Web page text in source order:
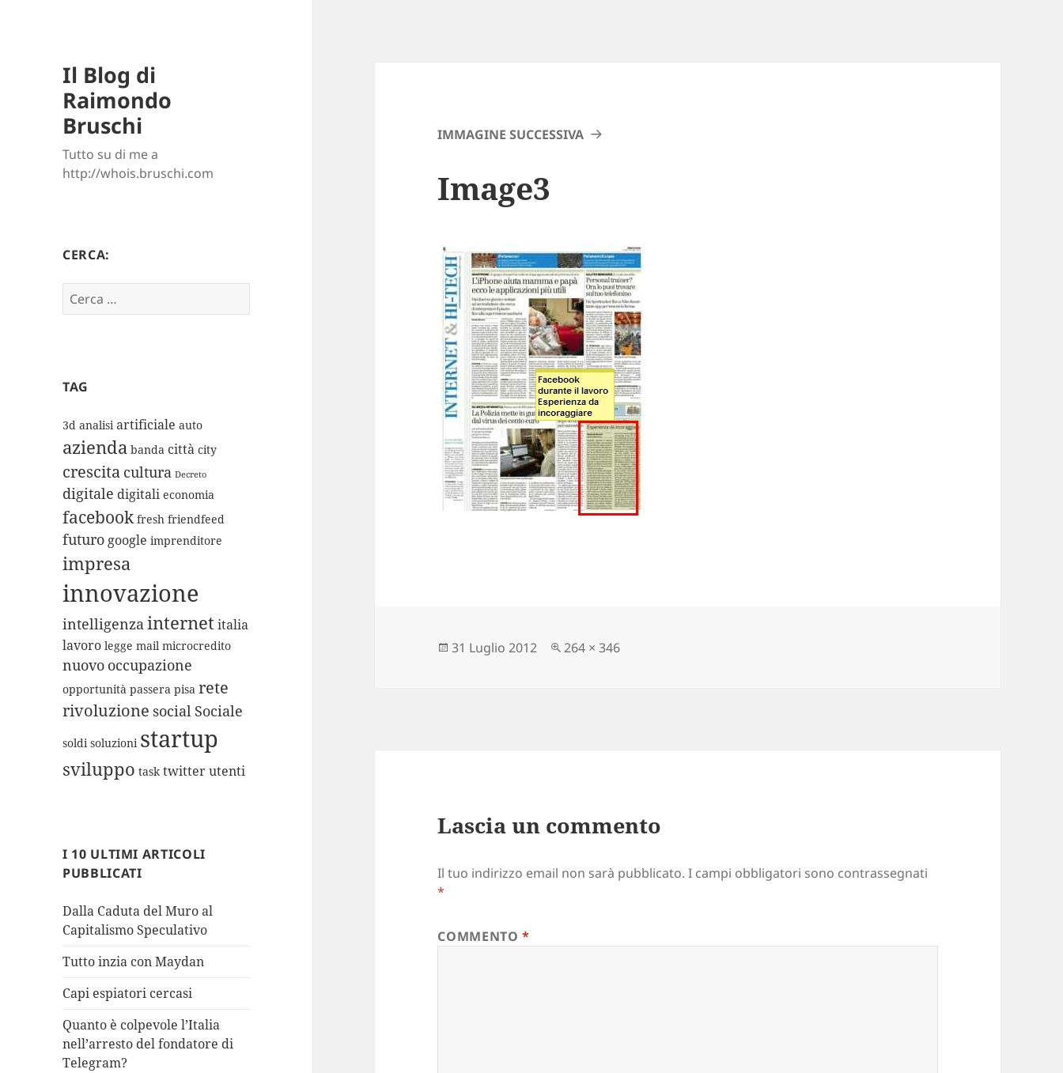
Il Blog di
Raimondo
Bruschi
Tutto su di me a
http://whois.bruschi.com
CERCA:
Ricerca
per:
TAG
3d analisi artificiale auto
azienda banda città city
crescita cultura Decreto
digitale digitali economia
facebook fresh friendfeed
futuro google imprenditore
impresa
innovazione
intelligenzainternetitalia
lavoro legge mail microcredito
nuovo occupazione
opportunità passera pisa rete
rivoluzione social Sociale
soldi soluzioni startup
sviluppo task twitterutenti
I 10 ULTIMI ARTICOLI
PUBBLICATI
Dalla Caduta del Muro al
Capitalismo Speculativo
Tutto inzia con Maydan
Capi espiatori cercasi
Quanto è colpevole l’Italia
nell’arresto del fondatore di
Telegram?
IMMAGINE SUCCESSIVA
Image3
Scritto
31 Luglio 2012
Dimensione
264 × 346
Lascia un commento
Il tuo indirizzo email non sarà pubblicato. I campi obbligatori sono contrassegnati
*
COMMENTO*